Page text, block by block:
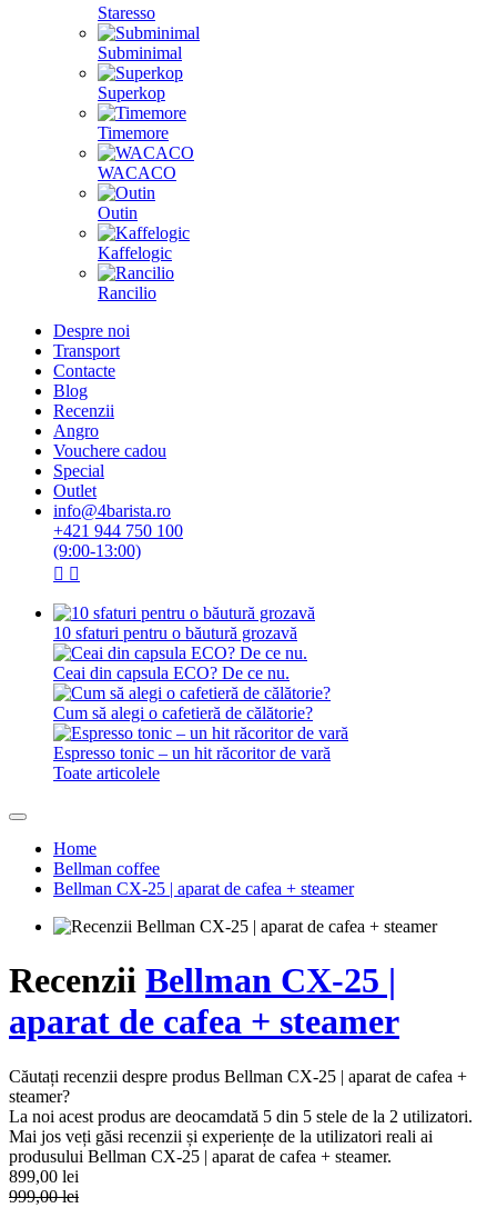
Staresso
Subminimal
Superkop
Timemore
WACACO
Outin
Kaffelogic
Rancilio
Despre noi
Transport
Contacte
Blog
Recenzii
Angro
Vouchere cadou
Special
Outlet
info@4barista.ro
+421 944 750 100
(9:00-13:00)
10 sfaturi pentru o băutură grozavă
Ceai din capsula ECO? De ce nu.
Cum să alegi o cafetieră de călătorie?
Espresso tonic – un hit răcoritor de vară
Toate articolele
Home
Bellman coffee
Bellman CX-25 | aparat de cafea + steamer
Recenzii Bellman CX-25 |
aparat de cafea + steamer
Căutați recenzii despre produs Bellman CX-25 | aparat de cafea +
steamer?
La noi acest produs are deocamdată 5 din 5 stele de la 2 utilizatori.
Mai jos veți găsi recenzii și experiențe de la utilizatori reali ai
produsului Bellman CX-25 | aparat de cafea + steamer.
899,00 lei
999,00 lei